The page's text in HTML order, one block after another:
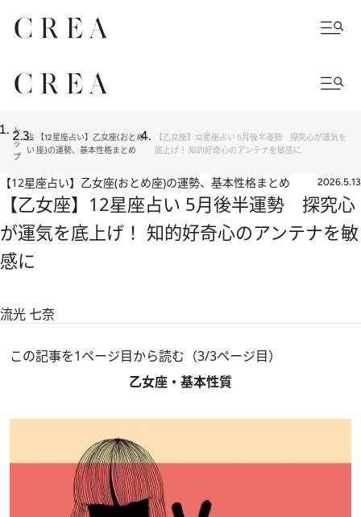
ト
ッ
プ
占
い
【12星座占い】乙女座(おとめ
座)の運勢、基本性格まとめ
【乙女座】12星座占い 5月後半運勢 探究心が運気を
底上げ！ 知的好奇心のアンテナを敏感に
【12星座占い】乙女座(おとめ座)の運勢、基本性格まとめ 2026.5.13
【乙女座】12星座占い 5月後半運勢 探究心
が運気を底上げ！ 知的好奇心のアンテナを敏
感に
流光 七奈
この記事を1ページ目から読む（3/3ページ目）
乙女座・基本性質